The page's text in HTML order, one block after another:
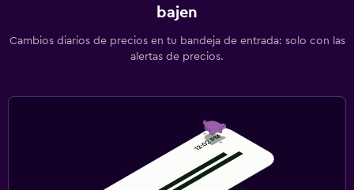
bajen
Cambios diarios de precios en tu bandeja de entrada: solo con las
alertas de precios.